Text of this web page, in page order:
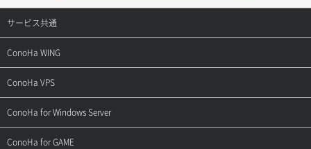
サービス共通
サポートトップ
ご契約・お支払い
用語集
ConoHa WING
サポートトップ
ご利用ガイド
ConoHa VPS
サポートトップ
ご利用ガイド
ConoHa for Windows Server
サポートトップ
ConoHa for GAME